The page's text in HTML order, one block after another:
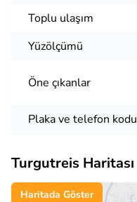
Toplu ulaşım
Yüzölçümü
Öne çıkanlar
Plaka ve telefon kodu
Turgutreis Haritası
Haritada Göster